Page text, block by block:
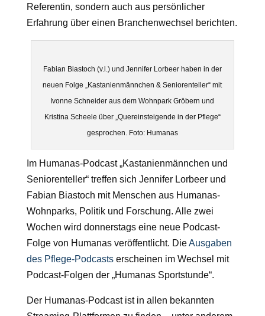
Referentin, sondern auch aus persönlicher
Erfahrung über einen Branchenwechsel berichten.
Fabian Biastoch (v.l.) und Jennifer Lorbeer haben in der
neuen Folge „Kastanienmännchen & Seniorenteller“ mit
Ivonne Schneider aus dem Wohnpark Gröbern und
Kristina Scheele über „Quereinsteigende in der Pflege“
gesprochen. Foto: Humanas
Im Humanas-Podcast „Kastanienmännchen und
Seniorenteller“ treffen sich Jennifer Lorbeer und
Fabian Biastoch mit Menschen aus Humanas-
Wohnparks, Politik und Forschung. Alle zwei
Wochen wird donnerstags eine neue Podcast-
Folge von Humanas veröffentlicht. DieAusgaben
des Pflege-Podcastserscheinen im Wechsel mit
Podcast-Folgen der „Humanas Sportstunde“.
Der Humanas-Podcast ist in allen bekannten